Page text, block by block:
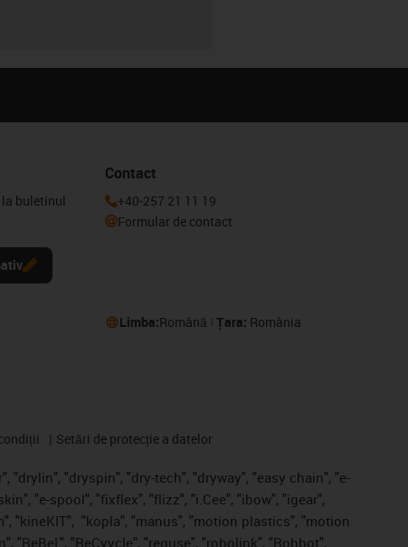
buletinul
Contact
+40-257 21 11 19
Formular de contact
Limba:Română Țara: România
Setări de protecție a datelor
"drylin", "dryspin", "dry-tech", "dryway", "easy chain", "e-
"e-spool", "fixflex", "flizz", "i.Cee", "ibow", "igear",
"kineKIT", "kopla", "manus", "motion plastics", "motion
"ReBeL", "ReCyycle", "reguse", "robolink", "Rohbot",